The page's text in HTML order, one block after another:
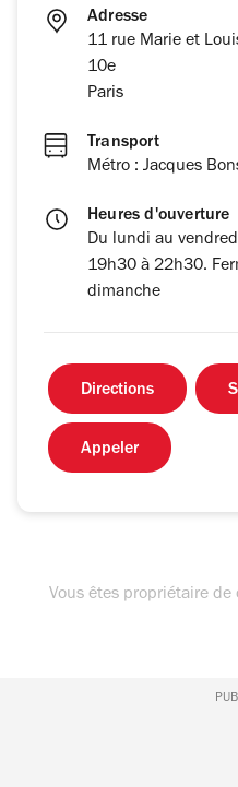
Adresse
11 rue Marie et
10e
Paris
Transport
Métro : Jacques
Heures d'ouverture
Du lundi au
19h30 à 22h30.
dimanche
Directions
Appeler
Vous êtes propriétaire de